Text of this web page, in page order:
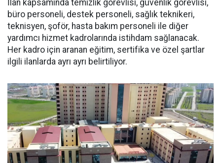
İlan kapsamında temizlik görevlisi, güvenlik görevlisi,
büro personeli, destek personeli, sağlık teknikeri,
teknisyen, şoför, hasta bakım personeli ile diğer
yardımcı hizmet kadrolarında istihdam sağlanacak.
Her kadro için aranan eğitim, sertifika ve özel şartlar
ilgili ilanlarda ayrı ayrı belirtiliyor.